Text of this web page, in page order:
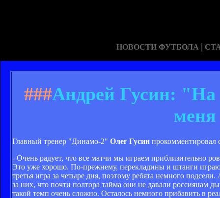
НОВОСТИ ФУТБОЛА |
###Андрей Гусин: "На
меня
Главный тренер "Динамо-2" Олег Гусин
- Очень радует, что все матчи мы играем приблизительно
Это уже хорошо. По-прежнему, перекладины и штанги
третья игра за четыре дня, поэтому ребята немного
за них, что почти полтора тайма они не давали россиянам
такой темп очень сложно. Осталось немного прибавить в